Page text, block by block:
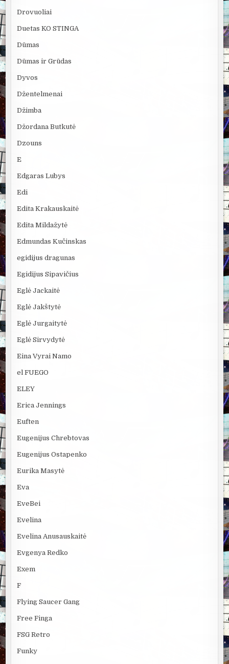
Drovuoliai
Duetas KO STINGA
Dūmas
Dūmas ir Grūdas
Dyvos
Džentelmenai
Džimba
Džordana Butkutė
Dzouns
E
Edgaras Lubys
Edi
Edita Krakauskaitė
Edita Mildažytė
Edmundas Kučinskas
egidijus dragunas
Egidijus Sipavičius
Eglė Jackaitė
Eglė Jakštytė
Eglė Jurgaitytė
Eglė Sirvydytė
Eina Vyrai Namo
el FUEGO
ELEY
Erica Jennings
Euften
Eugenijus Chrebtovas
Eugenijus Ostapenko
Eurika Masytė
Eva
EveBei
Evelina
Evelina Anusauskaitė
Evgenya Redko
Exem
F
Flying Saucer Gang
Free Finga
FSG Retro
Funky